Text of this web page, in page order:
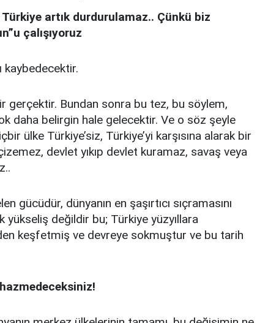
artık durdurulamaz.. Çünkü biz
çalışıyoruz
kaybedecektir.
gerçektir. Bundan sonra bu tez, bu söylem,
daha belirgin hale gelecektir. Ve o söz şeyle
ülke Türkiye’siz, Türkiye’yi karşısına alarak bir
devlet yıkıp devlet kuramaz, savaş veya
gücüdür, dünyanın en şaşırtıcı sıçramasını
yükseliş değildir bu; Türkiye yüzyıllara
keşfetmiş ve devreye sokmuştur ve bu tarih